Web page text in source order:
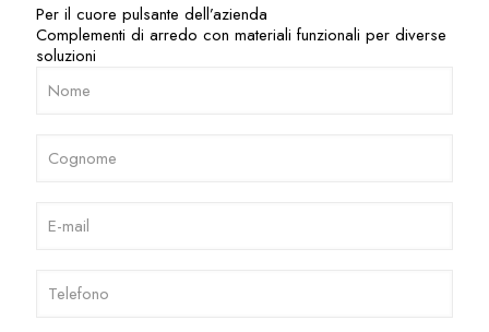
Per il cuore pulsante dell’azienda
Complementi di arredo con materiali funzionali per diverse
soluzioni